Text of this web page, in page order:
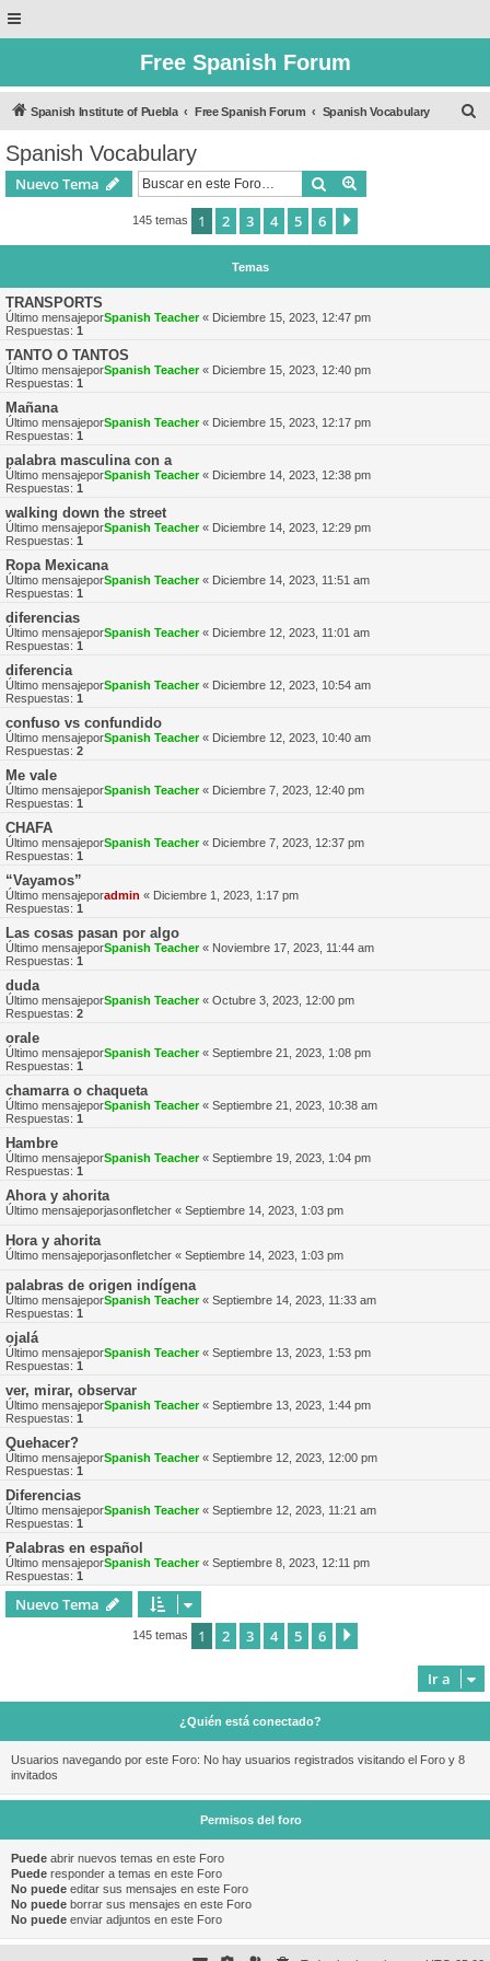
Free Spanish Forum
Spanish Institute of Puebla Free Spanish Forum Spanish Vocabulary
Spanish Vocabulary
Nuevo Tema Buscar
145 temas 1 2 3 4 5 6
Temas
TRANSPORTS
Último mensajeporSpanish Teacher« Diciembre 15, 2023, 12:47 pm
Respuestas: 1
TANTO O TANTOS
Último mensajeporSpanish Teacher« Diciembre 15, 2023, 12:40 pm
Respuestas: 1
Mañana
Último mensajeporSpanish Teacher« Diciembre 15, 2023, 12:17 pm
Respuestas: 1
palabra masculina con a
Último mensajeporSpanish Teacher« Diciembre 14, 2023, 12:38 pm
Respuestas: 1
walking down the street
Último mensajeporSpanish Teacher« Diciembre 14, 2023, 12:29 pm
Respuestas: 1
Ropa Mexicana
Último mensajeporSpanish Teacher« Diciembre 14, 2023, 11:51 am
Respuestas: 1
diferencias
Último mensajeporSpanish Teacher« Diciembre 12, 2023, 11:01 am
Respuestas: 1
diferencia
Último mensajeporSpanish Teacher« Diciembre 12, 2023, 10:54 am
Respuestas: 1
confuso vs confundido
Último mensajeporSpanish Teacher« Diciembre 12, 2023, 10:40 am
Respuestas: 2
Me vale
Último mensajeporSpanish Teacher« Diciembre 7, 2023, 12:40 pm
Respuestas: 1
CHAFA
Último mensajeporSpanish Teacher« Diciembre 7, 2023, 12:37 pm
Respuestas: 1
“Vayamos”
Último mensajeporadmin « Diciembre 1, 2023, 1:17 pm
Respuestas: 1
Las cosas pasan por algo
Último mensajeporSpanish Teacher« Noviembre 17, 2023, 11:44 am
Respuestas: 1
duda
Último mensajeporSpanish Teacher« Octubre 3, 2023, 12:00 pm
Respuestas: 2
orale
Último mensajeporSpanish Teacher« Septiembre 21, 2023, 1:08 pm
Respuestas: 1
chamarra o chaqueta
Último mensajeporSpanish Teacher« Septiembre 21, 2023, 10:38 am
Respuestas: 1
Hambre
Último mensajeporSpanish Teacher« Septiembre 19, 2023, 1:04 pm
Respuestas: 1
Ahora y ahorita
Último mensajeporjasonfletcher « Septiembre 14, 2023, 1:03 pm
Hora y ahorita
Último mensajeporjasonfletcher « Septiembre 14, 2023, 1:03 pm
palabras de origen indígena
Último mensajeporSpanish Teacher« Septiembre 14, 2023, 11:33 am
Respuestas: 1
ojalá
Último mensajeporSpanish Teacher« Septiembre 13, 2023, 1:53 pm
Respuestas: 1
ver, mirar, observar
Último mensajeporSpanish Teacher« Septiembre 13, 2023, 1:44 pm
Respuestas: 1
Quehacer?
Último mensajeporSpanish Teacher« Septiembre 12, 2023, 12:00 pm
Respuestas: 1
Diferencias
Último mensajeporSpanish Teacher« Septiembre 12, 2023, 11:21 am
Respuestas: 1
Palabras en español
Último mensajeporSpanish Teacher« Septiembre 8, 2023, 12:11 pm
Respuestas: 1
Nuevo Tema
145 temas 1 2 3 4 5 6
Ir a
¿Quién está conectado?
Usuarios navegando por este Foro: No hay usuarios registrados visitando el Foro y 8
invitados
Permisos del foro
Puede abrir nuevos temas en este Foro
Puede responder a temas en este Foro
No puede editar sus mensajes en este Foro
No puede borrar sus mensajes en este Foro
No puede enviar adjuntos en este Foro